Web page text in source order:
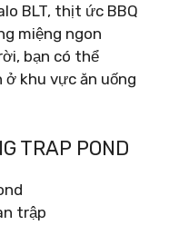
BLT, thịt ức BBQ
miệng ngon
bạn có thể
khu vực ăn uống
TRAP POND
trập